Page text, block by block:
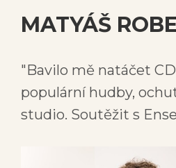
MATYÁŠ
"Bavilo mě natáčet
populární hudby,
studio. Soutěžit s